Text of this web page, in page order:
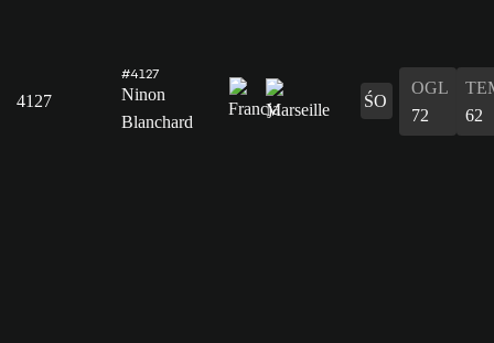
4127
#4127
Ninon
Blanchard
ŚO
OGL
72
62